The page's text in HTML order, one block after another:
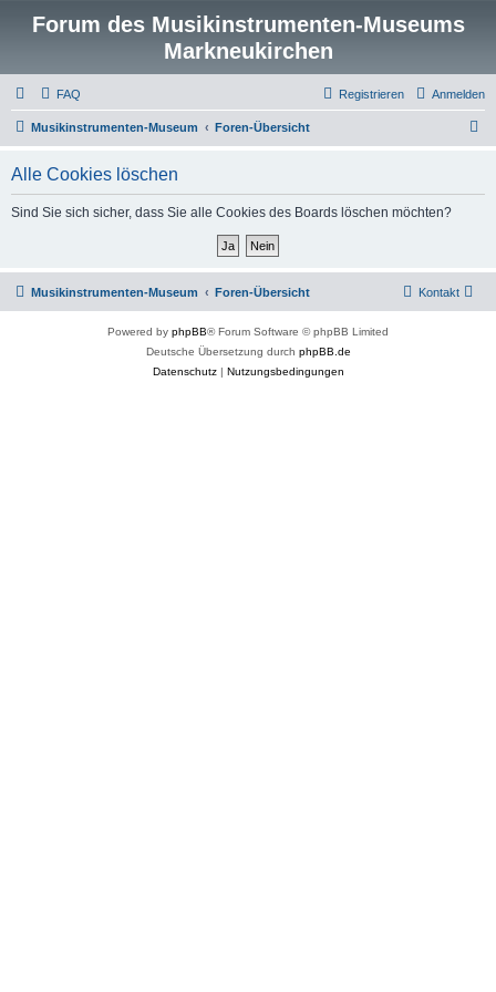
Forum des Musikinstrumenten-Museums
Markneukirchen
FAQ Anmelden
Registrieren
Musikinstrumenten-Museum Foren-Übersicht
Alle Cookies löschen
Sind Sie sich sicher, dass Sie alle Cookies des Boards löschen möchten?
Musikinstrumenten-Museum Foren-Übersicht Kontakt
Powered by phpBB® Forum Software © phpBB Limited
Deutsche Übersetzung durch phpBB.de
Datenschutz| Nutzungsbedingungen